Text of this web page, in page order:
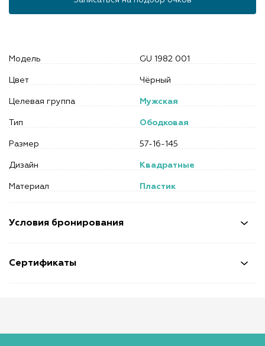
Условия бронирования
Сертификаты
Модель GU 1982 001
Цвет Чёрный
Целевая группа Мужская
Тип Ободковая
Размер 57-16-145
Дизайн Квадратные
Материал Пластик